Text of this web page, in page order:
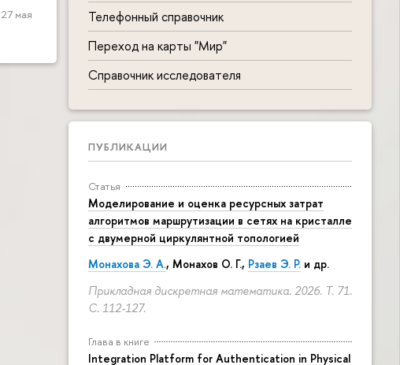
Телефонный справочник
Переход на карты "Мир"
Справочник исследователя
ПУБЛИКАЦИИ
Статья
Моделирование и оценка ресурсных затрат
алгоритмов маршрутизации в сетях на кристалле
с двумерной циркулянтной топологией
Монахова Э. А., Монахов О. Г., Рзаев Э. Р. и др.
Прикладная дискретная математика. 2026. Т. 71.
С. 112-127.
Глава в книге
Integration Platform for Authentication in Physical
27 мая